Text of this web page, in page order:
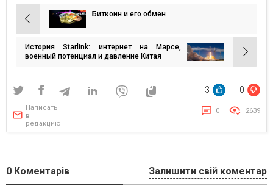
Навигация
по
записям
Биткоин и его обмен
История Starlink: интернет на Марсе,
военный потенциал и давление Китая
3 0
Написать
в
редакцию
0 2639
0 Коментарів Залишити свій коментар